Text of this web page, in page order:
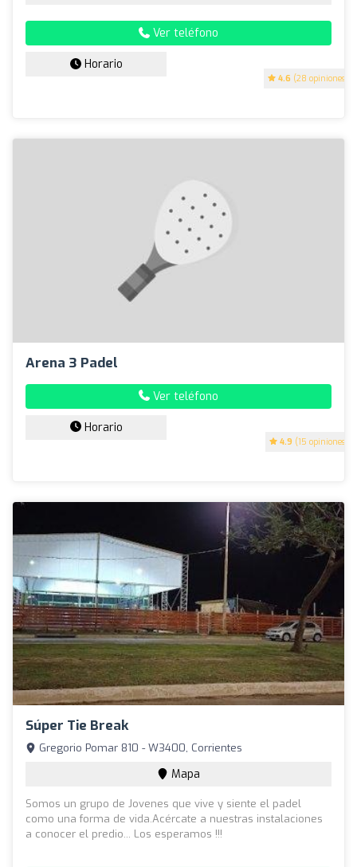
4.6 (28 opiniones)
Ver teléfono
Horario
Arena 3 Padel
4.9 (15 opiniones)
Ver teléfono
Horario
Súper Tie Break
Gregorio Pomar 810 - W3400, Corrientes
Mapa
Somos un grupo de Jovenes que vive y siente el padel
como una forma de vida.Acércate a nuestras instalaciones
a conocer el predio... Los esperamos !!!